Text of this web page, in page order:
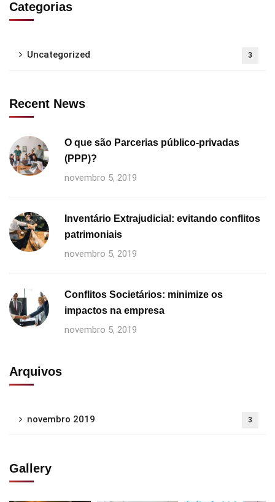
Categorias
Uncategorized 3
Recent News
O que são Parcerias público-privadas
(PPP)?
novembro 5, 2019
Inventário Extrajudicial: evitando conflitos
patrimoniais
novembro 5, 2019
Conflitos Societários: minimize os
impactos na empresa
novembro 5, 2019
Arquivos
novembro 2019 3
Gallery